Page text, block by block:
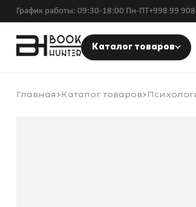
График работы: 09:30-18:00 Пн-ПТ+998 99
Каталог товаров
Главная Каталог товаров